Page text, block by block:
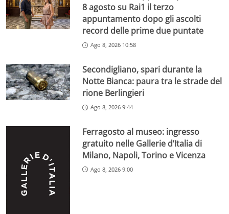
8 agosto su Rai1 il terzo
appuntamento dopo gli ascolti
record delle prime due puntate
Ago 8, 2026 10:58
Secondigliano, spari durante la
Notte Bianca: paura tra le strade del
rione Berlingieri
Ago 8, 2026 9:44
Ferragosto al museo: ingresso
gratuito nelle Gallerie d’Italia di
Milano, Napoli, Torino e Vicenza
Ago 8, 2026 9:00